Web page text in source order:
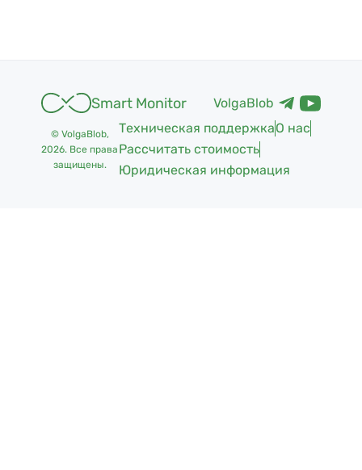
Smart Monitor VolgaBlob
© VolgaBlob,
2026. Все права
защищены.
Техническая поддержкаО нас
Рассчитать стоимость
Юридическая информация